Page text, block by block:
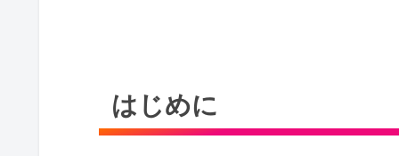
はじめに